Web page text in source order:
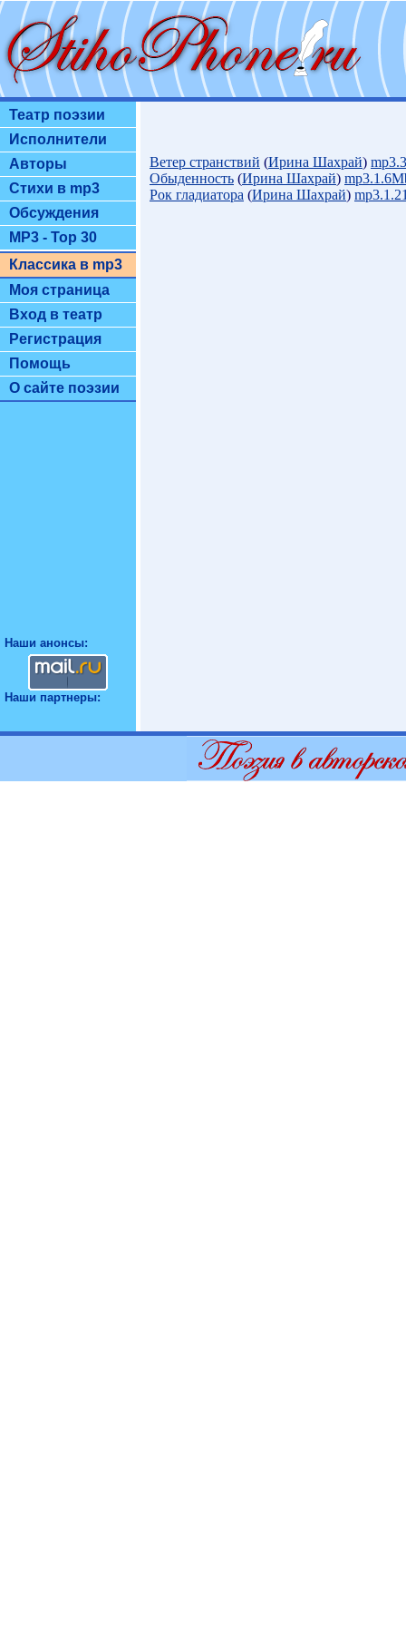
Театр поэзии
Исполнители
Авторы
Стихи в mp3
Обсуждения
MP3 - Top 30
Классика в mp3
Моя страница
Вход в театр
Регистрация
Помощь
О сайте поэзии
Наши анонсы:
Наши партнеры:
Ветер странствий (Ирина Шахрай)
Обыденность (Ирина Шахрай)
Рок гладиатора (Ирина Шахрай)